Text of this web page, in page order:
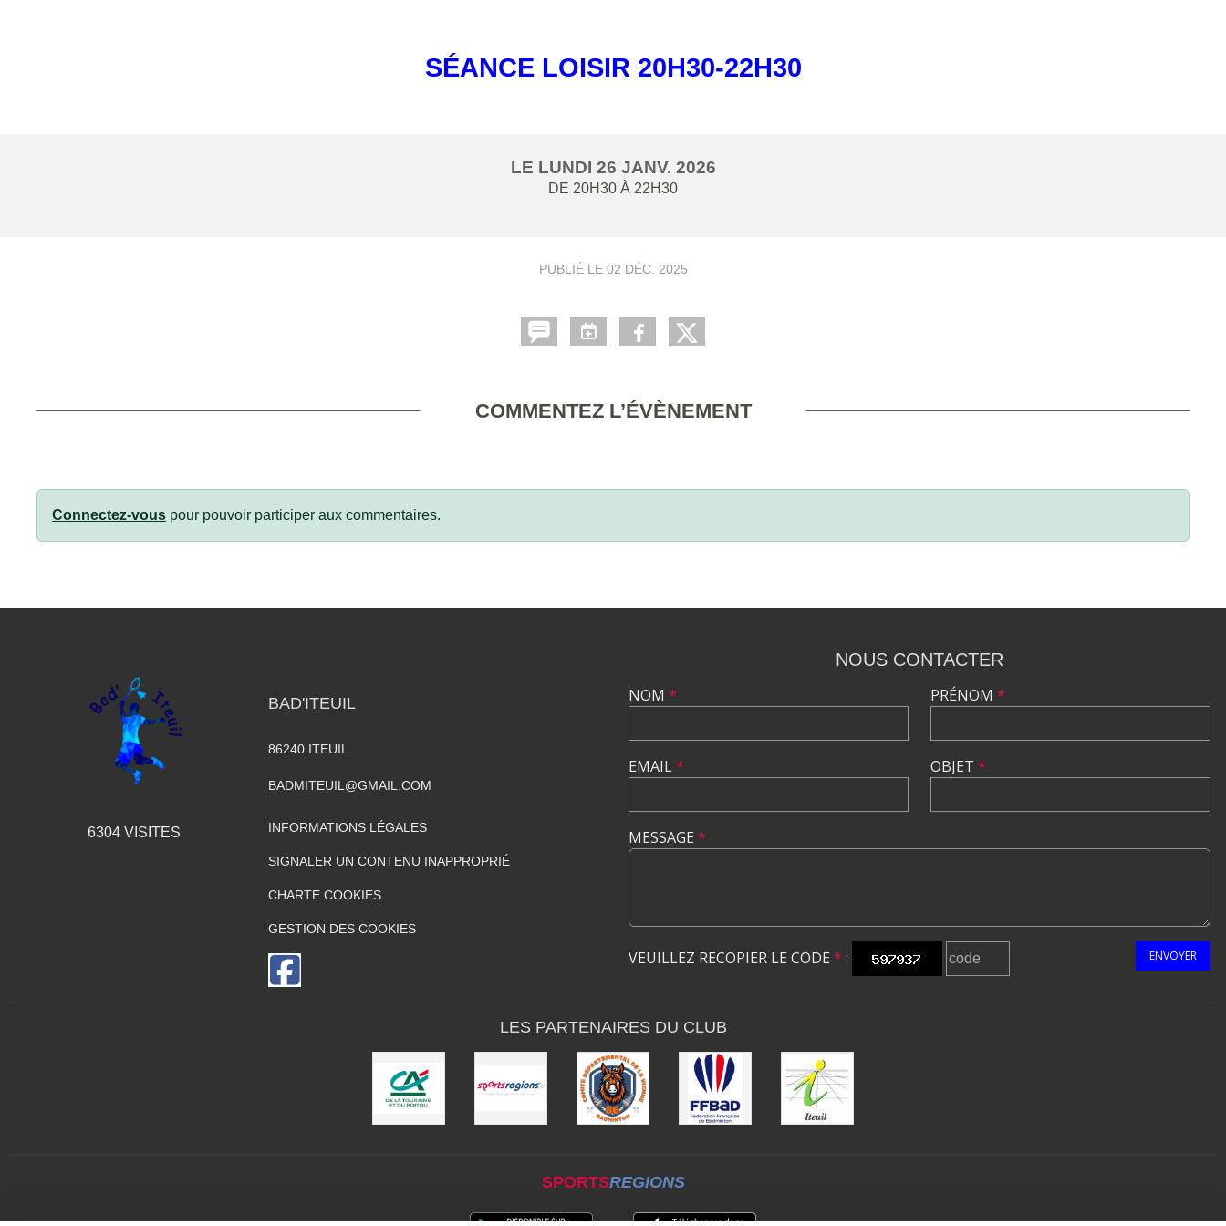
SÉANCE LOISIR 20H30-22H30
LE LUNDI 26 JANV. 2026
DE 20H30 À 22H30
PUBLIÉ LE 02 DÉC. 2025
COMMENTEZ L’ÉVÈNEMENT
Connectez-vous pour pouvoir participer aux commentaires.
6304 VISITES
BAD'ITEUIL
86240 ITEUIL
BADMITEUIL@GMAIL.COM
INFORMATIONS LÉGALES
SIGNALER UN CONTENU INAPPROPRIÉ
CHARTE COOKIES
GESTION DES COOKIES
NOUS CONTACTER
NOM *
EMAIL*
PRÉNOM *
OBJET *
MESSAGE *
VEUILLEZ RECOPIER LE CODE * : ENVOYER
LES PARTENAIRES DU CLUB
SPORTSREGIONS